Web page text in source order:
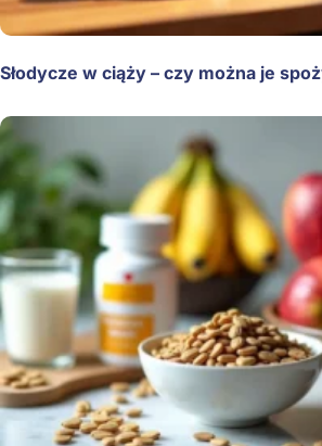
Słodycze w ciąży – czy można je